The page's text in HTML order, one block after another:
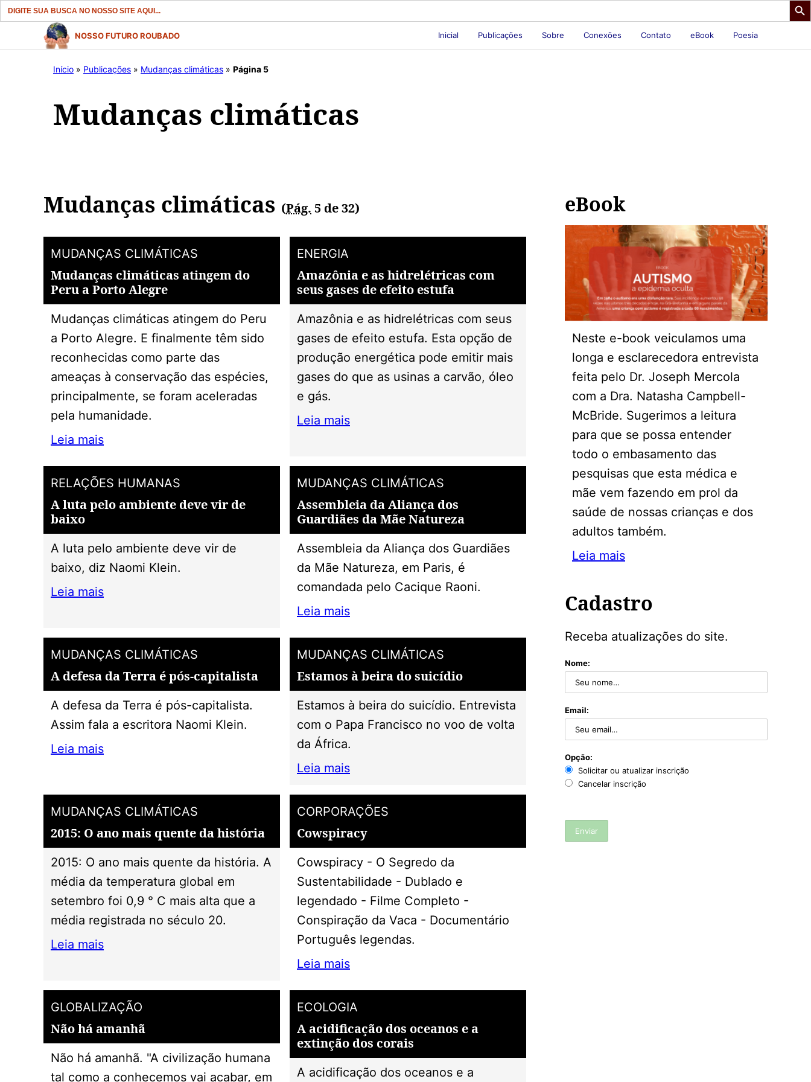
Search
for:
NOSSO FUTURO ROUBADO Inicial Publicações Sobre Conexões Contato eBook Poesia
Início » Publicações » Mudanças climáticas » Página 5
Mudanças climáticas
Mudanças climáticas (Pág. 5 de 32)
MUDANÇAS CLIMÁTICAS
Mudanças climáticas atingem do
Peru a Porto Alegre
Mudanças climáticas atingem do Peru
a Porto Alegre. E finalmente têm sido
reconhecidas como parte das
ameaças à conservação das espécies,
principalmente, se foram aceleradas
pela humanidade.
Leia mais
ENERGIA
Amazônia e as hidrelétricas com
seus gases de efeito estufa
Amazônia e as hidrelétricas com seus
gases de efeito estufa. Esta opção de
produção energética pode emitir mais
gases do que as usinas a carvão, óleo
e gás.
Leia mais
RELAÇÕES HUMANAS
A luta pelo ambiente deve vir de
baixo
A luta pelo ambiente deve vir de
baixo, diz Naomi Klein.
Leia mais
MUDANÇAS CLIMÁTICAS
Assembleia da Aliança dos
Guardiães da Mãe Natureza
Assembleia da Aliança dos Guardiães
da Mãe Natureza, em Paris, é
comandada pelo Cacique Raoni.
Leia mais
MUDANÇAS CLIMÁTICAS
A defesa da Terra é pós-capitalista
A defesa da Terra é pós-capitalista.
Assim fala a escritora Naomi Klein.
Leia mais
MUDANÇAS CLIMÁTICAS
Estamos à beira do suicídio
Estamos à beira do suicídio. Entrevista
com o Papa Francisco no voo de volta
da África.
Leia mais
MUDANÇAS CLIMÁTICAS
2015: O ano mais quente da história
2015: O ano mais quente da história. A
média da temperatura global em
setembro foi 0,9 ° C mais alta que a
média registrada no século 20.
Leia mais
CORPORAÇÕES
Cowspiracy
Cowspiracy - O Segredo da
Sustentabilidade - Dublado e
legendado - Filme Completo -
Conspiração da Vaca - Documentário
Português legendas.
Leia mais
GLOBALIZAÇÃO
Não há amanhã
Não há amanhã. "A civilização humana
tal como a conhecemos vai acabar, em
ECOLOGIA
A acidificação dos oceanos e a
extinção dos corais
A acidificação dos oceanos e a
eBook
Neste e-book veiculamos uma
longa e esclarecedora entrevista
feita pelo Dr. Joseph Mercola
com a Dra. Natasha Campbell-
McBride. Sugerimos a leitura
para que se possa entender
todo o embasamento das
pesquisas que esta médica e
mãe vem fazendo em prol da
saúde de nossas crianças e dos
adultos também.
Leia mais
Cadastro
Receba atualizações do site.
Nome:
Email:
Opção:
Solicitar ou atualizar inscrição
Cancelar inscrição